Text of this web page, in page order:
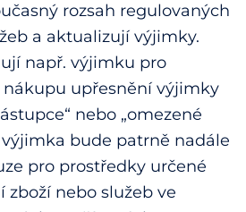
rozsah regulovaných
a aktualizují výjimky.
např. výjimku pro
nákupu upřesnění výjimky
nebo „omezené
výjimka bude patrně nadále
pro prostředky určené
zboží nebo služeb ve